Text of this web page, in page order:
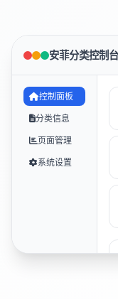
安菲分类控制台
控制面板
分类信息
页面管理
系统设置